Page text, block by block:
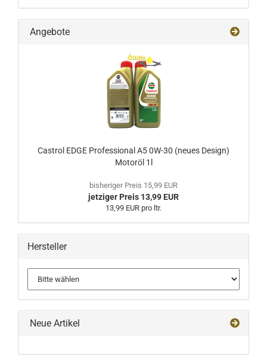
Angebote
Castrol EDGE Professional A5 0W-30 (neues Design)
Motoröl 1l
bisheriger Preis 15,99 EUR
jetziger Preis 13,99 EUR
13,99 EUR pro ltr.
Hersteller
Neue Artikel